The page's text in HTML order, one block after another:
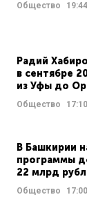
Общество 19:44
Радий
в сентябре
из Уфы до
Общество 17:10
В Башкирии
программы
22 млрд
Общество 17:00